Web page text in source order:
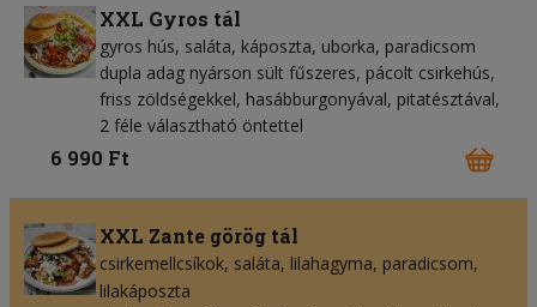
XXL Gyros tál
gyros hús saláta káposzta uborka paradicsom
dupla adag nyárson sült fűszeres, pácolt csirkehús,
friss zöldségekkel, hasábburgonyával, pitatésztával,
2 féle választható öntettel
6 990 Ft
XXL Zante görög tál
csirkemellcsíkok saláta lilahagyma paradicsom
lilakáposzta